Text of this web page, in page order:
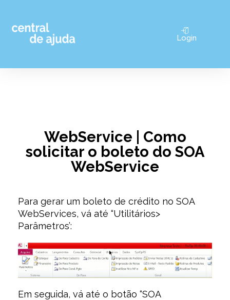
Pular
Login
WebService | Como
solicitar o boleto do SOA
WebService
Para gerar um boleto de crédito no SOA
WebServices, vá até “Utilitários>
Parâmetros’:
Em seguida, vá até o botão “SOA